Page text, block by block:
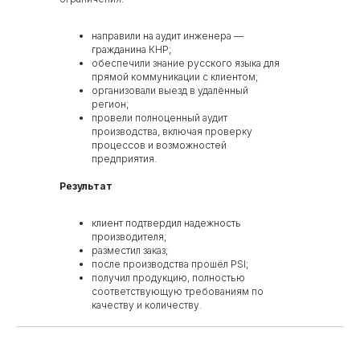
направили на аудит инженера —
гражданина КНР;
обеспечили знание русского языка для
прямой коммуникации с клиентом;
организовали выезд в удалённый
регион;
провели полноценный аудит
производства, включая проверку
процессов и возможностей
предприятия.
Результат
клиент подтвердил надежность
производителя;
разместил заказ;
после производства прошёл PSI;
получил продукцию, полностью
соответствующую требованиям по
качеству и количеству.
Дополнительные
возможности INCH